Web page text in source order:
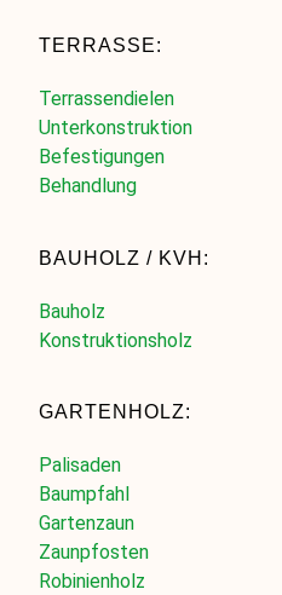
TERRASSE:
Terrassendielen
Unterkonstruktion
Befestigungen
Behandlung
BAUHOLZ / KVH:
Bauholz
Konstruktionsholz
GARTENHOLZ:
Palisaden
Baumpfahl
Gartenzaun
Zaunpfosten
Robinienholz